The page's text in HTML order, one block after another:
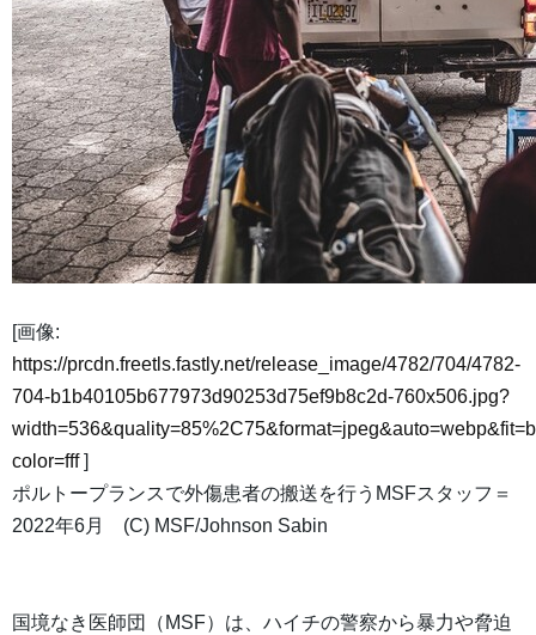
[画像:
https://prcdn.freetls.fastly.net/release_image/4782/704/4782-
704-b1b40105b677973d90253d75ef9b8c2d-760x506.jpg?
color=fff]
ポルトープランスで外傷患者の搬送を行うMSFスタッフ＝
2022年6月 (C) MSF/Johnson Sabin
国境なき医師団（MSF）は、ハイチの警察から暴力や脅迫